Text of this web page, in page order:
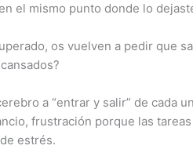
el mismo punto donde lo
os vuelven a pedir que
a “entrar y salir” de cada
frustración porque las
estrés.